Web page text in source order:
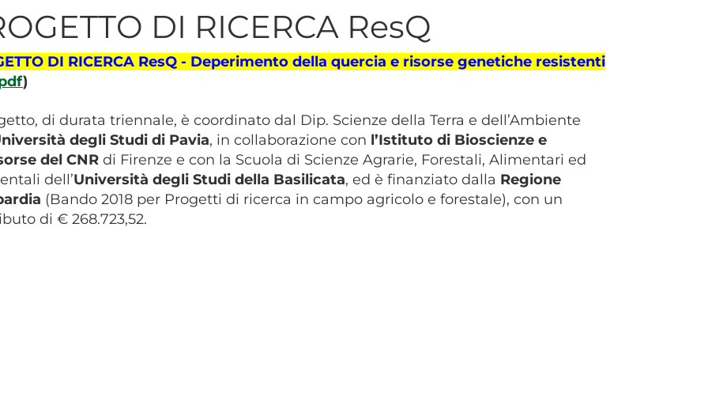
DI RICERCA ResQ
DI RICERCA ResQ - Deperimento della quercia e risorse genetiche resistenti
)
di durata triennale, è coordinato dal Dip. Scienze della Terra e dell’Ambiente
degli Studi di Pavia, in collaborazione con l’Istituto di Bioscienze e
del CNR di Firenze e con la Scuola di Scienze Agrarie, Forestali, Alimentari ed
dell’Università degli Studi della Basilicata, ed è finanziato dalla Regione
(Bando 2018 per Progetti di ricerca in campo agricolo e forestale), con un
di € 268.723,52.